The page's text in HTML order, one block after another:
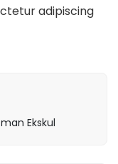
adipiscing
Ekskul